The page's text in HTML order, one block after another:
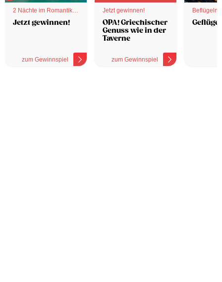
2 Nächte im Romantik
Hotel
Jetzt gewinnen!
zum Gewinnspiel
Jetzt gewinnen!
OPA! Griechischer
Genuss wie in der
Taverne
zum Gewinnspiel